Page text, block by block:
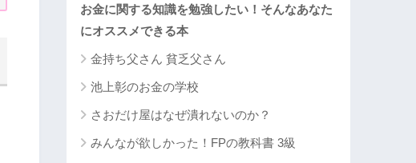
お金に関する知識を勉強したい！そんなあなた
にオススメできる本
金持ち父さん 貧乏父さん
池上彰のお金の学校
さおだけ屋はなぜ潰れないのか？
みんなが欲しかった！FPの教科書 3級